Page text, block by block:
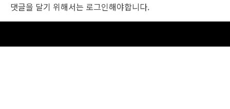
댓글을 달기 위해서는 로그인해야합니다.